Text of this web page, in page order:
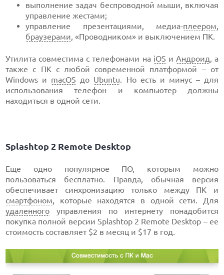
выполнение задач беспроводной мыши, включая
управление жестами;
управление презентациями, медиа-плеером,
браузерами, «Проводником» и выключением ПК.
Утилита совместима с телефонами на iOS и Андроид, а
также с ПК с любой современной платформой – от
Windows и macOS до Ubuntu. Но есть и минус – для
использования телефон и компьютер должны
находиться в одной сети.
Splashtop 2 Remote Desktop
Еще одно популярное ПО, которым можно
пользоваться бесплатно. Правда, обычная версия
обеспечивает синхронизацию только между ПК и
смартфоном, которые находятся в одной сети. Для
удаленного управления по интернету понадобится
покупка полной версии Splashtop 2 Remote Desktop – ее
стоимость составляет $2 в месяц и $17 в год.